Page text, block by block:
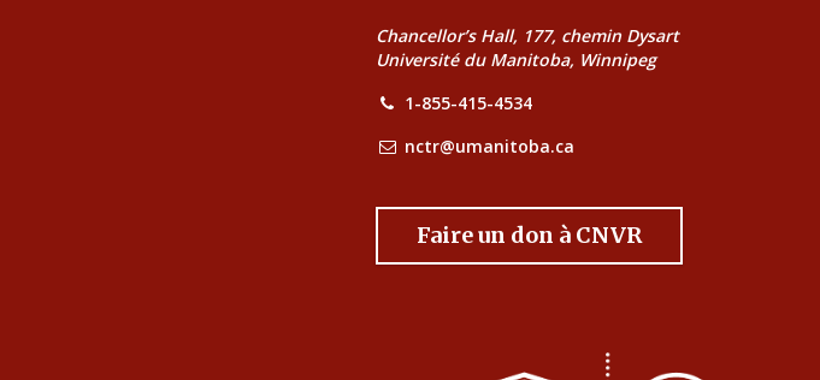
Chancellor’s Hall, 177, chemin Dysart
Université du Manitoba, Winnipeg
1-855-415-4534
nctr@umanitoba.ca
Faire un don à CNVR